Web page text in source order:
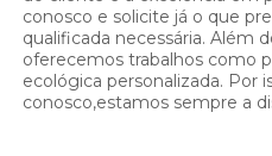
conosco e solicite já o que
qualificada necessária. Além
oferecemos trabalhos como
ecológica personalizada. Por
conosco,estamos sempre a